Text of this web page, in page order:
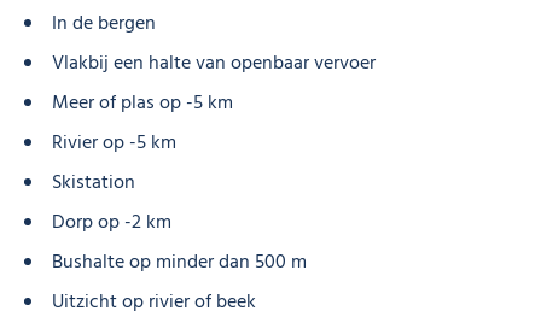
In de bergen
Vlakbij een halte van openbaar vervoer
Meer of plas op -5 km
Rivier op -5 km
Skistation
Dorp op -2 km
Bushalte op minder dan 500 m
Uitzicht op rivier of beek